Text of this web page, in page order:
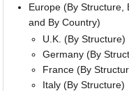
Europe (By Structure,
and By Country)
U.K. (By Structure)
Germany (By
France (By
Italy (By Structure)